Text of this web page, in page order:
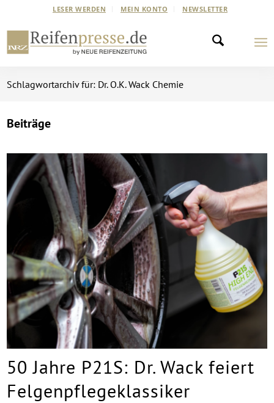
LESER WERDEN MEIN KONTO NEWSLETTER
Schlagwortarchiv für: Dr. O.K. Wack Chemie
Beiträge
50 Jahre P21S: Dr. Wack feiert
Felgenpflegeklassiker